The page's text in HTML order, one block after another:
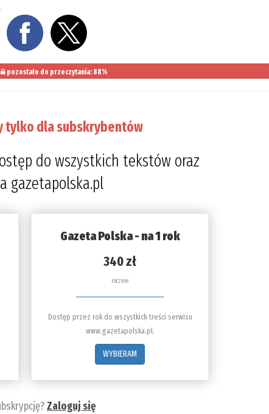
pozostało do przeczytania: 88%
tylko dla subskrybentów
do wszystkich tekstów oraz
gazetapolska.pl
Gazeta Polska - na 1 rok
340 zł
rocznie
Dostęp przez rok do wszystkich treści serwisu
www.gazetapolska.pl.
WYBIERAM
Zaloguj się